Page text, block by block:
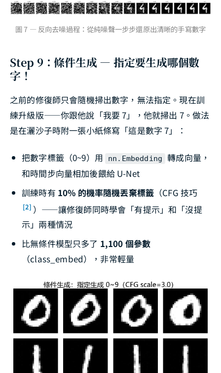
圖 7 — 反向去噪過程：從純噪聲一步步還原出清晰的手寫數字
Step 9：條件生成 — 指定要生成哪個數
字！
之前的修復師只會隨機掃出數字，無法指定。現在訓
練升級版——你跟他說「我要 7」，他就掃出 7。做法
是在灑沙子時附一張小紙條寫「這是數字 7」：
把數字標籤（0~9）用 nn.Embedding
轉成向量，
和時間步向量相加後餵給 U-Net
訓練時有 10% 的機率隨機丟棄標籤 （CFG 技巧
[2] ）——讓修復師同時學會「有提示」和「沒提
示」兩種情況
比無條件模型只多了 1,100 個參數
（class_embed），非常輕量